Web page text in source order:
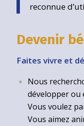
reconnue
Devenir
Faites vivre et
Nous
développer ou
Vous voulez
Vous aimez